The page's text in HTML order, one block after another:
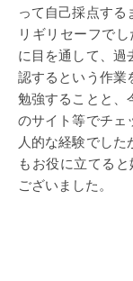
って自己採点す
リギリセーフで
に目を通して、過
認するという作業
勉強することと、
のサイト等でチェ
人的な経験でし
もお役に立てる
ございました。